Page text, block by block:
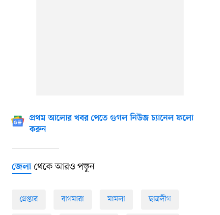
প্রথম আলোর খবর পেতে গুগল নিউজ চ্যানেল ফলো
করুন
জেলাথেকে আরও পড়ুন
গ্রেপ্তার বাগমারা মামলা ছাত্রলীগ